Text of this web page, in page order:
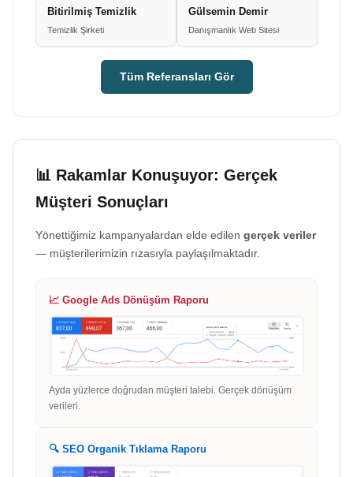
Bitirilmiş Temizlik
Temizlik Şirketi
Gülsemin Demir
Danışmanlık Web Sitesi
Tüm Referansları Gör
📊 Rakamlar Konuşuyor: Gerçek
Müşteri Sonuçları
Yönettiğimiz kampanyalardan elde edilen gerçek veriler
— müşterilerimizin rızasıyla paylaşılmaktadır.
📈 Google Ads Dönüşüm Raporu
Ayda yüzlerce doğrudan müşteri talebi. Gerçek dönüşüm
verileri.
🔍 SEO Organik Tıklama Raporu